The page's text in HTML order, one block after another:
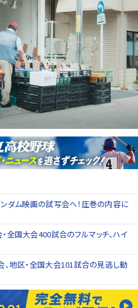
ンダム映画の試写会へ！圧巻の内容に
全国大会400試合のフルマッチ、ハイ
地区・全国大会101試合の見逃し動